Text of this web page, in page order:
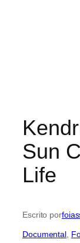
Sun
Life
Escrito por
Documental